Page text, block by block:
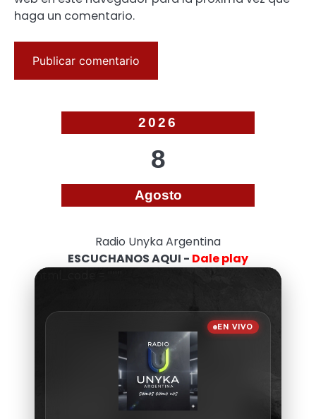
haga un comentario.
2026
8
Agosto
Radio Unyka Argentina
ESCUCHANOS AQUI - Dale play